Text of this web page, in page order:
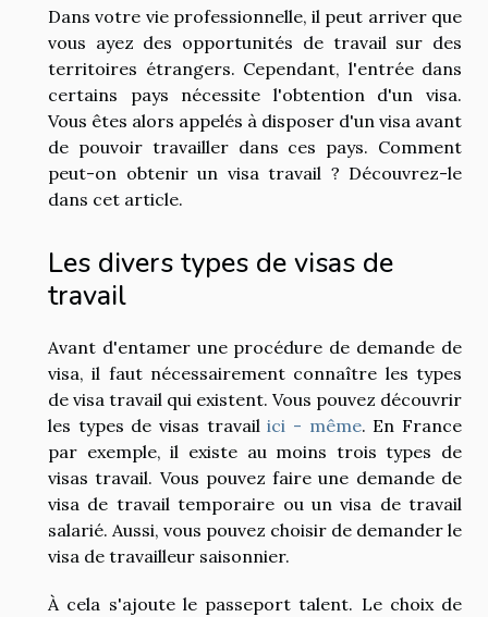
Dans votre vie professionnelle, il peut arriver que
vous ayez des opportunités de travail sur des
territoires étrangers. Cependant, l'entrée dans
certains pays nécessite l'obtention d'un visa.
Vous êtes alors appelés à disposer d'un visa avant
de pouvoir travailler dans ces pays. Comment
peut-on obtenir un visa travail ? Découvrez-le
dans cet article.
Les divers types de visas de
travail
Avant d'entamer une procédure de demande de
visa, il faut nécessairement connaître les types
de visa travail qui existent. Vous pouvez découvrir
les types de visas travailici - même. En France
par exemple, il existe au moins trois types de
visas travail. Vous pouvez faire une demande de
visa de travail temporaire ou un visa de travail
salarié. Aussi, vous pouvez choisir de demander le
visa de travailleur saisonnier.
À cela s'ajoute le passeport talent. Le choix de